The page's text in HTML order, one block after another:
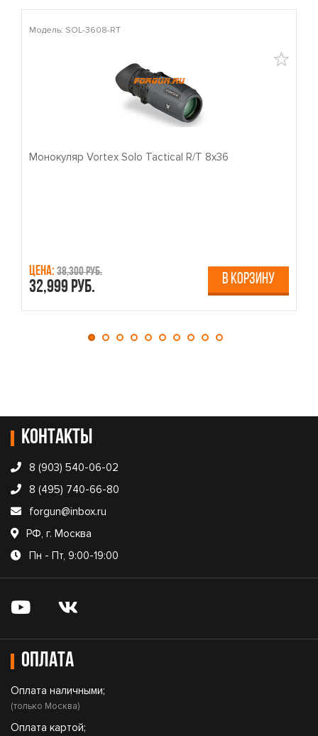
Модель: SOL-3608-RT
Монокуляр Vortex Solo Tactical R/T 8x36
Цена: 38,300 руб.
32,999 руб. В КОРЗИНУ
Контакты
8 (903) 540-06-02
8 (495) 740-66-80
forgun@inbox.ru
РФ, г. Москва
Пн - Пт, 9:00-19:00
Оплата
Оплата наличными;
(только Москва)
Оплата картой;